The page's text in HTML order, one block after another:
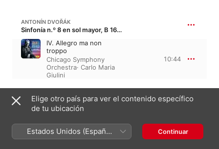
ANTONÍN DVOŘÁK
Sinfonía n.º 8 en sol mayor, B 163, Op. 88 · “Inglesa”
IV. Allegro ma non
troppo
Chicago Symphony
Orchestra· Carlo Maria
Giulini
10:44
LUDWIG VAN BEETHOVEN
Sinfonía n.º 7 en la mayor, Op. 92
Chicago Symphony
Orchestra· Carlo Maria
Giulini
9:34
Elige otro país para ver el contenido específico
de tu ubicación
Estados Unidos (Español
México)
Continuar